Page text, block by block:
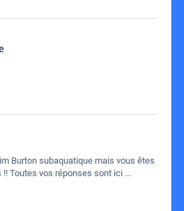
Burton subaquatique mais vous êtes
Toutes vos réponses sont ici ...